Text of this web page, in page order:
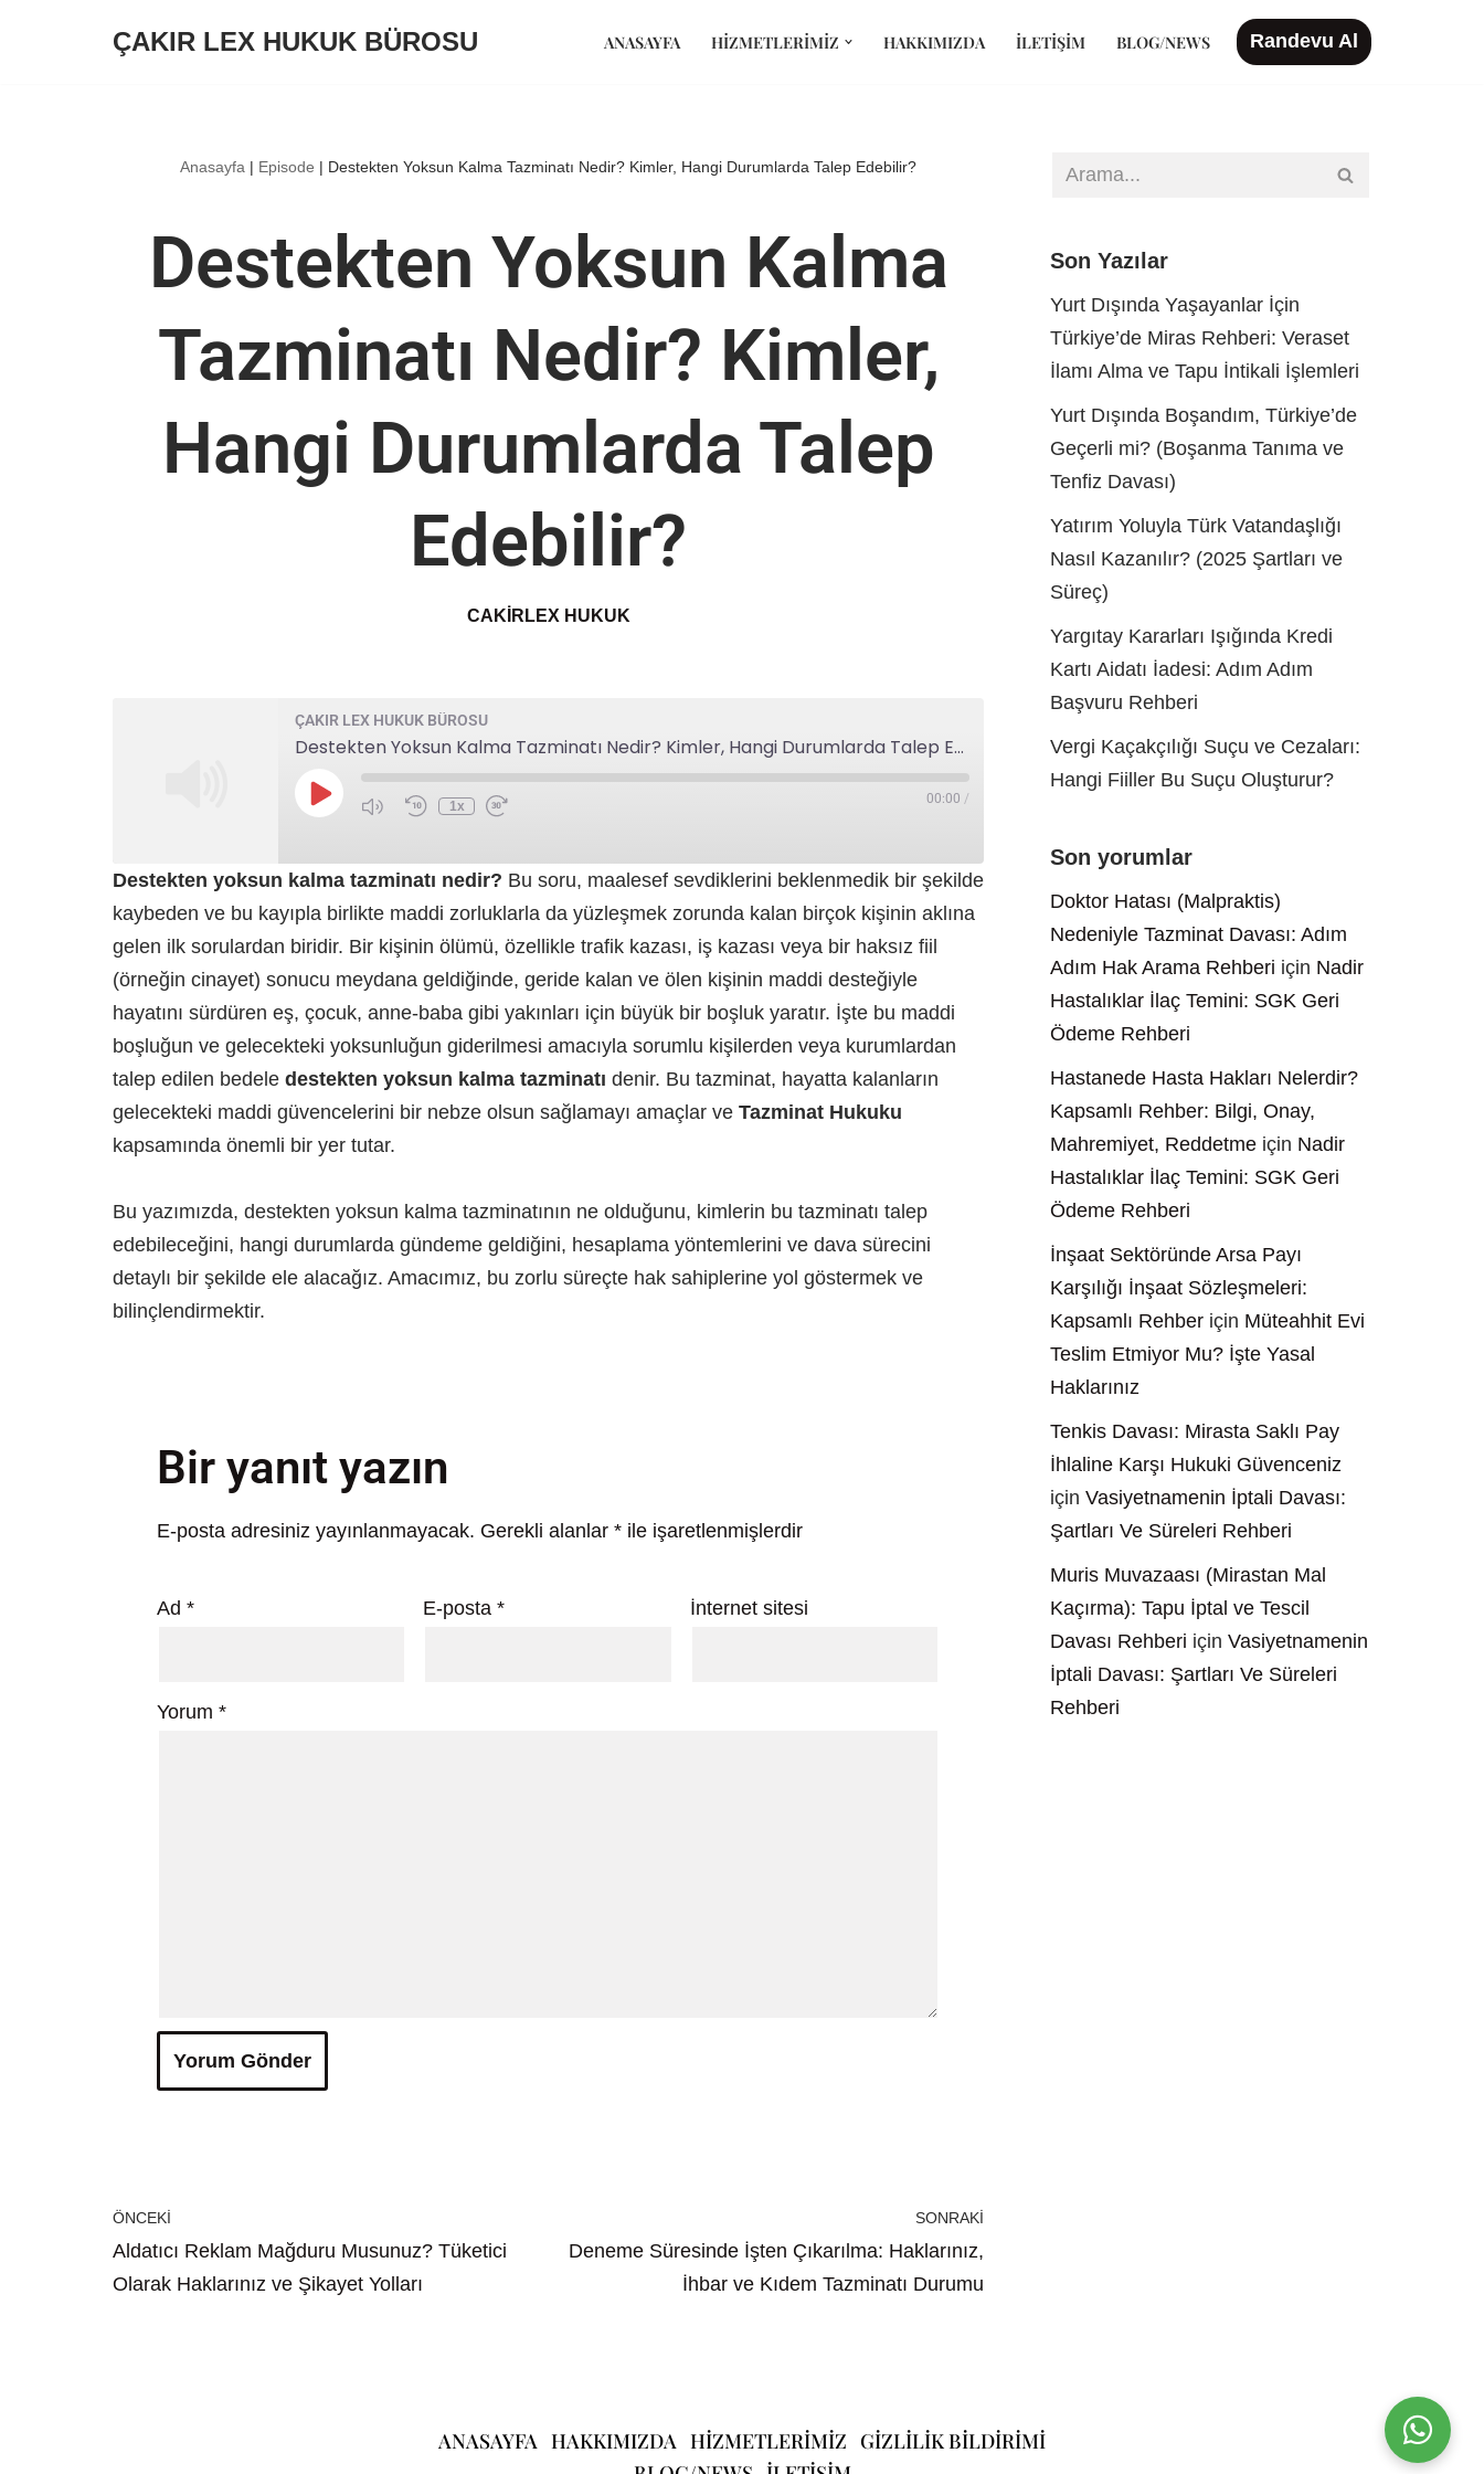
ÇAKIR LEX HUKUK BÜROSU ANASAYFA HIZMETLERIMIZ HAKKIMIZDA İLETIŞIM BLOG/NEWS Randevu Al
Anasayfa | Episode | Destekten Yoksun Kalma Tazminatı Nedir? Kimler, Hangi Durumlarda Talep Edebilir?
Destekten Yoksun Kalma
Tazminatı Nedir? Kimler,
Hangi Durumlarda Talep
Edebilir?
CAKIRLEX HUKUK
ÇAKIR LEX HUKUK BÜROSU
Destekten Yoksun Kalma Tazminatı Nedir? Kimler, Hangi Durumlarda Talep Edebilir?
1x 00:00 /
Destekten yoksun kalma tazminatı nedir? Bu soru, maalesef sevdiklerini beklenmedik bir şekilde
kaybeden ve bu kayıpla birlikte maddi zorluklarla da yüzleşmek zorunda kalan birçok kişinin aklına
gelen ilk sorulardan biridir. Bir kişinin ölümü, özellikle trafik kazası, iş kazası veya bir haksız fiil
(örneğin cinayet) sonucu meydana geldiğinde, geride kalan ve ölen kişinin maddi desteğiyle
hayatını sürdüren eş, çocuk, anne-baba gibi yakınları için büyük bir boşluk yaratır. İşte bu maddi
boşluğun ve gelecekteki yoksunluğun giderilmesi amacıyla sorumlu kişilerden veya kurumlardan
talep edilen bedele destekten yoksun kalma tazminatı denir. Bu tazminat, hayatta kalanların
gelecekteki maddi güvencelerini bir nebze olsun sağlamayı amaçlar ve Tazminat Hukuku
kapsamında önemli bir yer tutar.
Bu yazımızda, destekten yoksun kalma tazminatının ne olduğunu, kimlerin bu tazminatı talep
edebileceğini, hangi durumlarda gündeme geldiğini, hesaplama yöntemlerini ve dava sürecini
detaylı bir şekilde ele alacağız. Amacımız, bu zorlu süreçte hak sahiplerine yol göstermek ve
bilinçlendirmektir.
Bir yanıt yazın
E-posta adresiniz yayınlanmayacak. Gerekli alanlar * ile işaretlenmişlerdir
Ad * E-posta* İnternet sitesi
Yorum *
ÖNCEKI
Aldatıcı Reklam Mağduru Musunuz? Tüketici
Olarak Haklarınız ve Şikayet Yolları
SONRAKI
Deneme Süresinde İşten Çıkarılma: Haklarınız,
İhbar ve Kıdem Tazminatı Durumu
Son Yazılar
Yurt Dışında Yaşayanlar İçin
Türkiye’de Miras Rehberi: Veraset
İlamı Alma ve Tapu İntikali İşlemleri
Yurt Dışında Boşandım, Türkiye’de
Geçerli mi? (Boşanma Tanıma ve
Tenfiz Davası)
Yatırım Yoluyla Türk Vatandaşlığı
Nasıl Kazanılır? (2025 Şartları ve
Süreç)
Yargıtay Kararları Işığında Kredi
Kartı Aidatı İadesi: Adım Adım
Başvuru Rehberi
Vergi Kaçakçılığı Suçu ve Cezaları:
Hangi Fiiller Bu Suçu Oluşturur?
Son yorumlar
Doktor Hatası (Malpraktis)
Nedeniyle Tazminat Davası: Adım
Adım Hak Arama Rehberi için Nadir
Hastalıklar İlaç Temini: SGK Geri
Ödeme Rehberi
Hastanede Hasta Hakları Nelerdir?
Kapsamlı Rehber: Bilgi, Onay,
Mahremiyet, Reddetme için Nadir
Hastalıklar İlaç Temini: SGK Geri
Ödeme Rehberi
İnşaat Sektöründe Arsa Payı
Karşılığı İnşaat Sözleşmeleri:
Kapsamlı Rehber için Müteahhit Evi
Teslim Etmiyor Mu? İşte Yasal
Haklarınız
Tenkis Davası: Mirasta Saklı Pay
İhlaline Karşı Hukuki Güvenceniz
için Vasiyetnamenin İptali Davası:
Şartları Ve Süreleri Rehberi
Muris Muvazaası (Mirastan Mal
Kaçırma): Tapu İptal ve Tescil
Davası Rehberi için Vasiyetnamenin
İptali Davası: Şartları Ve Süreleri
Rehberi
ANASAYFA HAKKIMIZDA HIZMETLERIMIZ GIZLILIK BILDIRIMI